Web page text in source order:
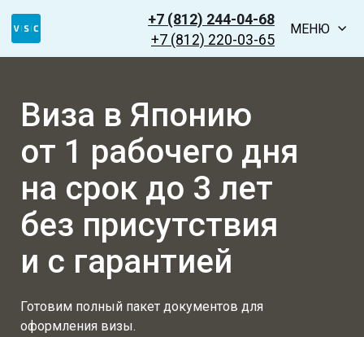
+7 (812) 244-04-68
+7 (812) 220-03-65
МЕНЮ
Виза в Японию
от 1 рабочего дня
на срок до 3 лет
без присутствия
и с гарантией
Готовим полный пакет документов для
оформления визы.